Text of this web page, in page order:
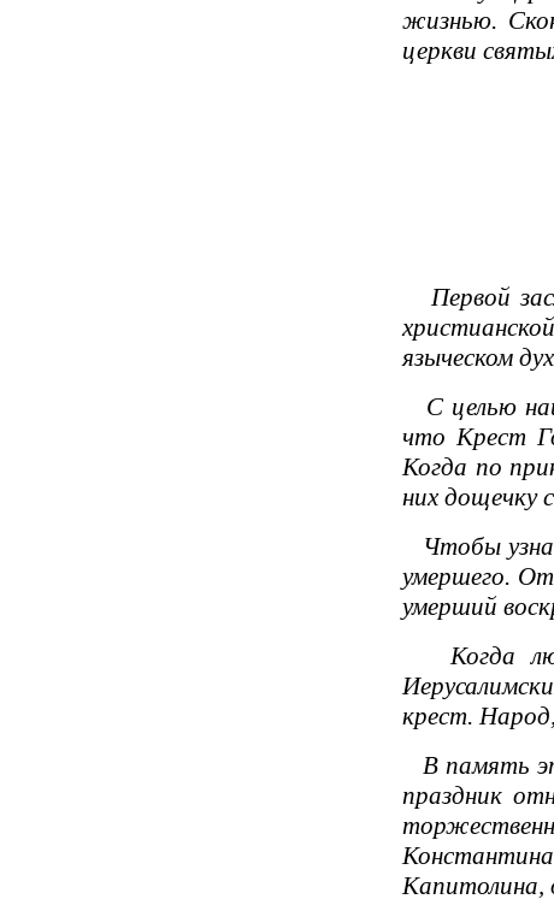
жизнью.
церкви
Первой
языческом
С целью
что Крест
Когда по
них дощечку
Чтобы
умершего.
умерший
Когда
крест.
В память
праздник
Капитолина,